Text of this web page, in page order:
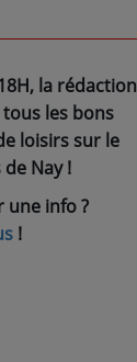
la rédaction
les bons
loisirs sur le
Nay !
une info ?
!